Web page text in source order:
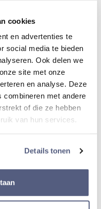
cookies
en advertenties te
social media te bieden
Ook delen we
site met onze
en analyse. Deze
combineren met andere
of die ze hebben
van hun services.
Details tonen